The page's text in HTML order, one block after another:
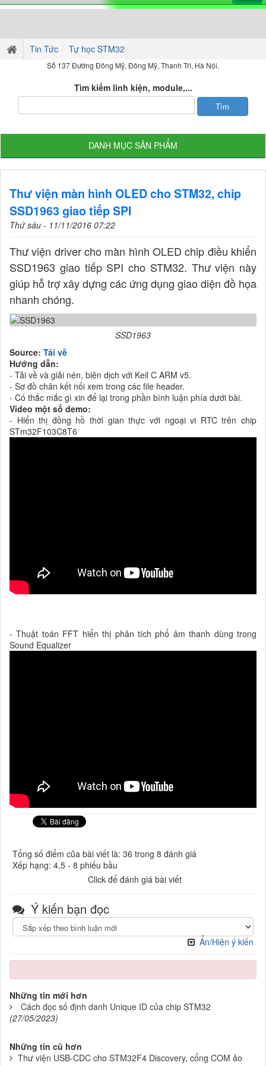
Tin Tức Tự học STM32
Số 137 Đường Đông Mỹ, Đông Mỹ, Thanh Trì, Hà Nội.
Tìm kiếm linh kiện, module,...
DANH MỤC SẢN PHẨM
Thư viện màn hình OLED cho STM32, chip
SSD1963 giao tiếp SPI
Thứ sáu - 11/11/2016 07:22
Thư viện driver cho màn hình OLED chip điều khiển
SSD1963 giao tiếp SPI cho STM32. Thư viện này
giúp hỗ trợ xây dựng các ứng dụng giao diện đồ họa
nhanh chóng.
SSD1963
Source: Tải về
Hướng dẫn:
- Tải về và giải nén, biên dịch với Keil C ARM v5.
- Sơ đồ chân kết nối xem trong các file header.
- Có thắc mắc gì xin để lại trong phần bình luận phía dưới bài.
Video một số demo:
- Hiển thị đồng hồ thời gian thực với ngoại vi RTC trên chip
STm32F103C8T6
- Thuật toán FFT hiển thị phân tích phổ âm thanh dùng trong
Sound Equalizer
Tổng số điểm của bài viết là: 36 trong 8 đánh giá
Xếp hạng: 4.5 - 8 phiếu bầu
Click để đánh giá bài viết
Ý kiến bạn đọc
Ẩn/Hiện ý kiến
Những tin mới hơn
Cách đọc số định danh Unique ID của chip STM32
(27/05/2023)
Những tin cũ hơn
Thư viện USB-CDC cho STM32F4 Discovery, cổng COM ảo